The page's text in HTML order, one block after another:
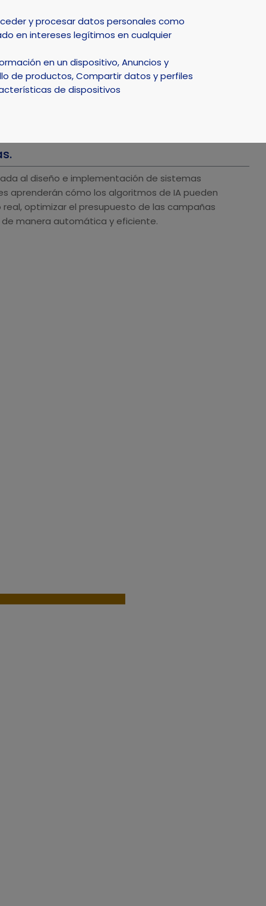
Select Language
DEPORTE NATURALEZA SMART CITY
y procesar datos personales como
en intereses legítimos en cualquier
en un dispositivo, Anuncios y
de productos, Compartir datos y perfiles
de dispositivos
CON IA
al diseño e implementación de sistemas
aprenderán cómo los algoritmos de IA pueden
optimizar el presupuesto de las campañas
manera automática y eficiente.